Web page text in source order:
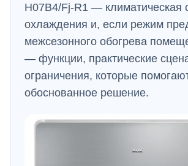
H07B4/Fj-R1 — климатическая
охлаждения и, если режим
межсезонного обогрева
— функции, практические
ограничения, которые
обоснованное решение.